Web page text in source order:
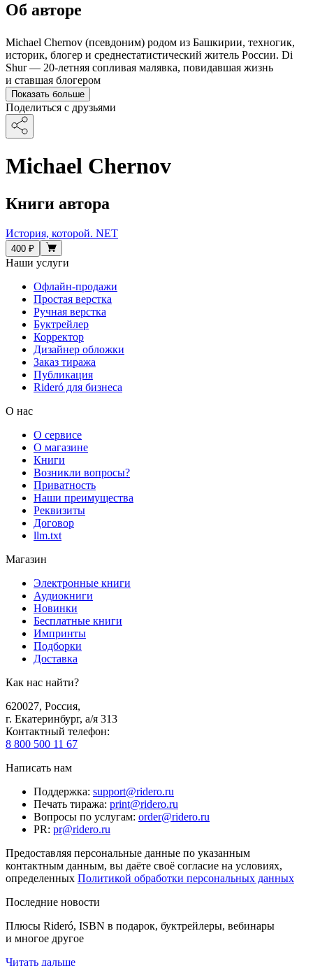
Об авторе
Michael Chernov (псевдоним) родом из Башкирии, техногик,
историк, блогер и среднестатистический житель России. Di
Shur — 20-летняя сопливая малявка, повидавшая жизнь
и ставшая блогером
Показать больше
Поделиться с друзьями
Michael Chernov
Книги автора
История, которой. NET
400 ₽
Наши услуги
Офлайн-продажи
Простая верстка
Ручная верстка
Буктрейлер
Корректор
Дизайнер обложки
Заказ тиража
Публикация
Rideró для бизнеса
О нас
О сервисе
О магазине
Книги
Возникли вопросы?
Приватность
Наши преимущества
Реквизиты
Договор
llm.txt
Магазин
Электронные книги
Аудиокниги
Новинки
Бесплатные книги
Импринты
Подборки
Доставка
Как нас найти?
620027, Россия,
г. Екатеринбург, а/я 313
Контактный телефон:
8 800 500 11 67
Написать нам
Поддержка: support@ridero.ru
Печать тиража: print@ridero.ru
Вопросы по услугам: order@ridero.ru
PR: pr@ridero.ru
Предоставляя персональные данные по указанным
контактным данным, вы даёте своё согласие на условиях,
определенных Политикой обработки персональных данных
Последние новости
Плюсы Rideró, ISBN в подарок, буктрейлеры, вебинары
и многое другое
Читать дальше